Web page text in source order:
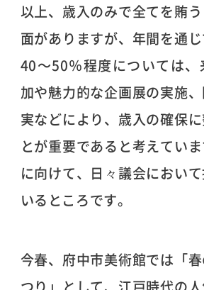
以上、歳入のみで全てを賄
面がありますが、年間を通
40〜50％程度については、
加や魅力的な企画展の実施
実などにより、歳入の確保
とが重要であると考えてい
に向けて、日々議会におい
いるところです。
今春、府中市美術館では「